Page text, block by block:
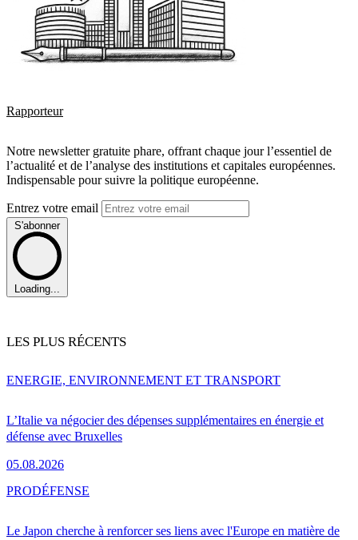
Rapporteur
Notre newsletter gratuite phare, offrant chaque jour l’essentiel de
l’actualité et de l’analyse des institutions et capitales européennes.
Indispensable pour suivre la politique européenne.
Entrez votre email
S'abonner
Loading...
LES PLUS RÉCENTS
L’Italie va négocier des dépenses supplémentaires en énergie et
défense avec Bruxelles
05.08.2026
ENERGIE, ENVIRONNEMENT ET TRANSPORT
Le Japon cherche à renforcer ses liens avec l'Europe en matière de
PRODÉFENSE